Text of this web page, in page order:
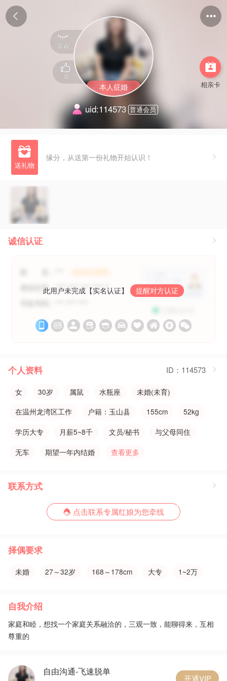
 
本人征婚
uid:114573 普通会员
喜欢


0
 缘分，从送第一份礼物开始认识！
诚信认证
身份证号：**** **** **** **** **
已通过认证
此用户未完成【实名认证】 提醒对方认证
        
个人资料 ID：114573
女 30岁 属鼠 水瓶座
未婚(未育)
在温州龙湾区工作
户籍：玉山县 155cm
52kg
学历大专
月薪5~8千 文员/秘书
与父母同住
无车
期望一年内结婚 查看更多
联系方式
 点击联系专属红娘为您牵线
择偶要求
未婚 27～32岁 168～178cm 大专 1~2万
自我介绍
家庭和睦，想找一个家庭关系融洽的，三观一致，能聊得来，互相
尊重的
自由沟通-飞速脱单
开通VIP

相亲卡